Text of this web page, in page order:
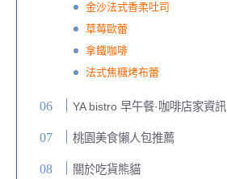
金沙法式香柔吐司
草莓歐蕾
拿鐵咖啡
法式焦糖烤布蕾
YA bistro 早午餐·咖啡店家資訊
桃園美食懶人包推薦
關於吃貨熊貓